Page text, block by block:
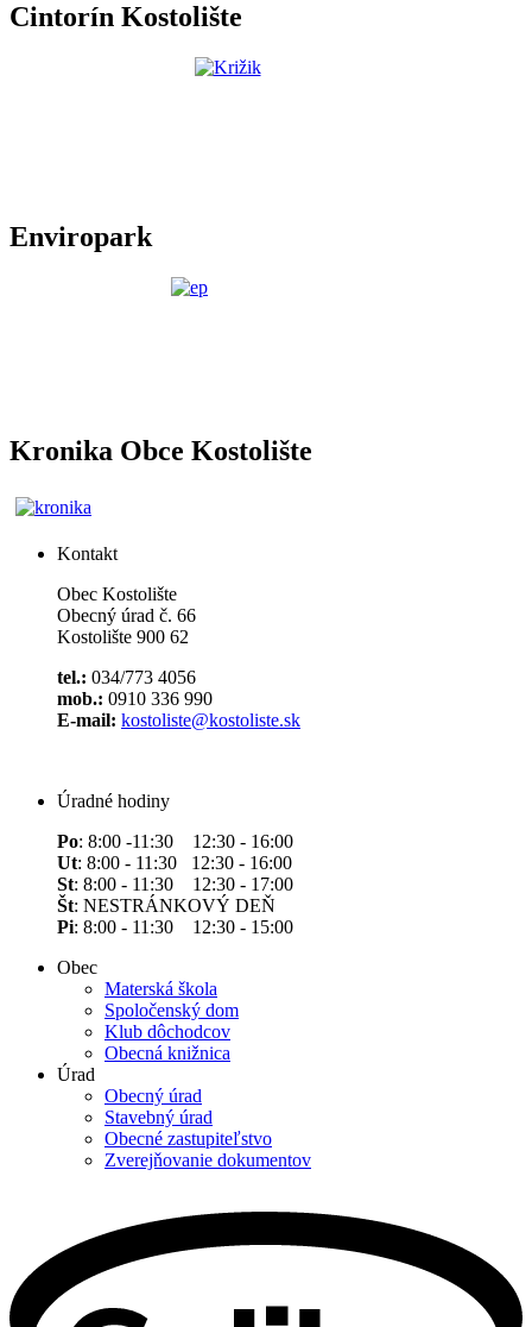
Cintorín Kostolište
Enviropark
Kronika Obce Kostolište
Kontakt
Obec Kostolište
Obecný úrad č. 66
Kostolište 900 62
tel.: 034/773 4056
mob.: 0910 336 990
E-mail: kostoliste@kostoliste.sk
Úradné hodiny
Po: 8:00 -11:30 12:30 - 16:00
Ut: 8:00 - 11:30 12:30 - 16:00
St: 8:00 - 11:30 12:30 - 17:00
Št: NESTRÁNKOVÝ DEŇ
Pi: 8:00 - 11:30 12:30 - 15:00
Obec
Materská škola
Spoločenský dom
Klub dôchodcov
Obecná knižnica
Úrad
Obecný úrad
Stavebný úrad
Obecné zastupiteľstvo
Zverejňovanie dokumentov